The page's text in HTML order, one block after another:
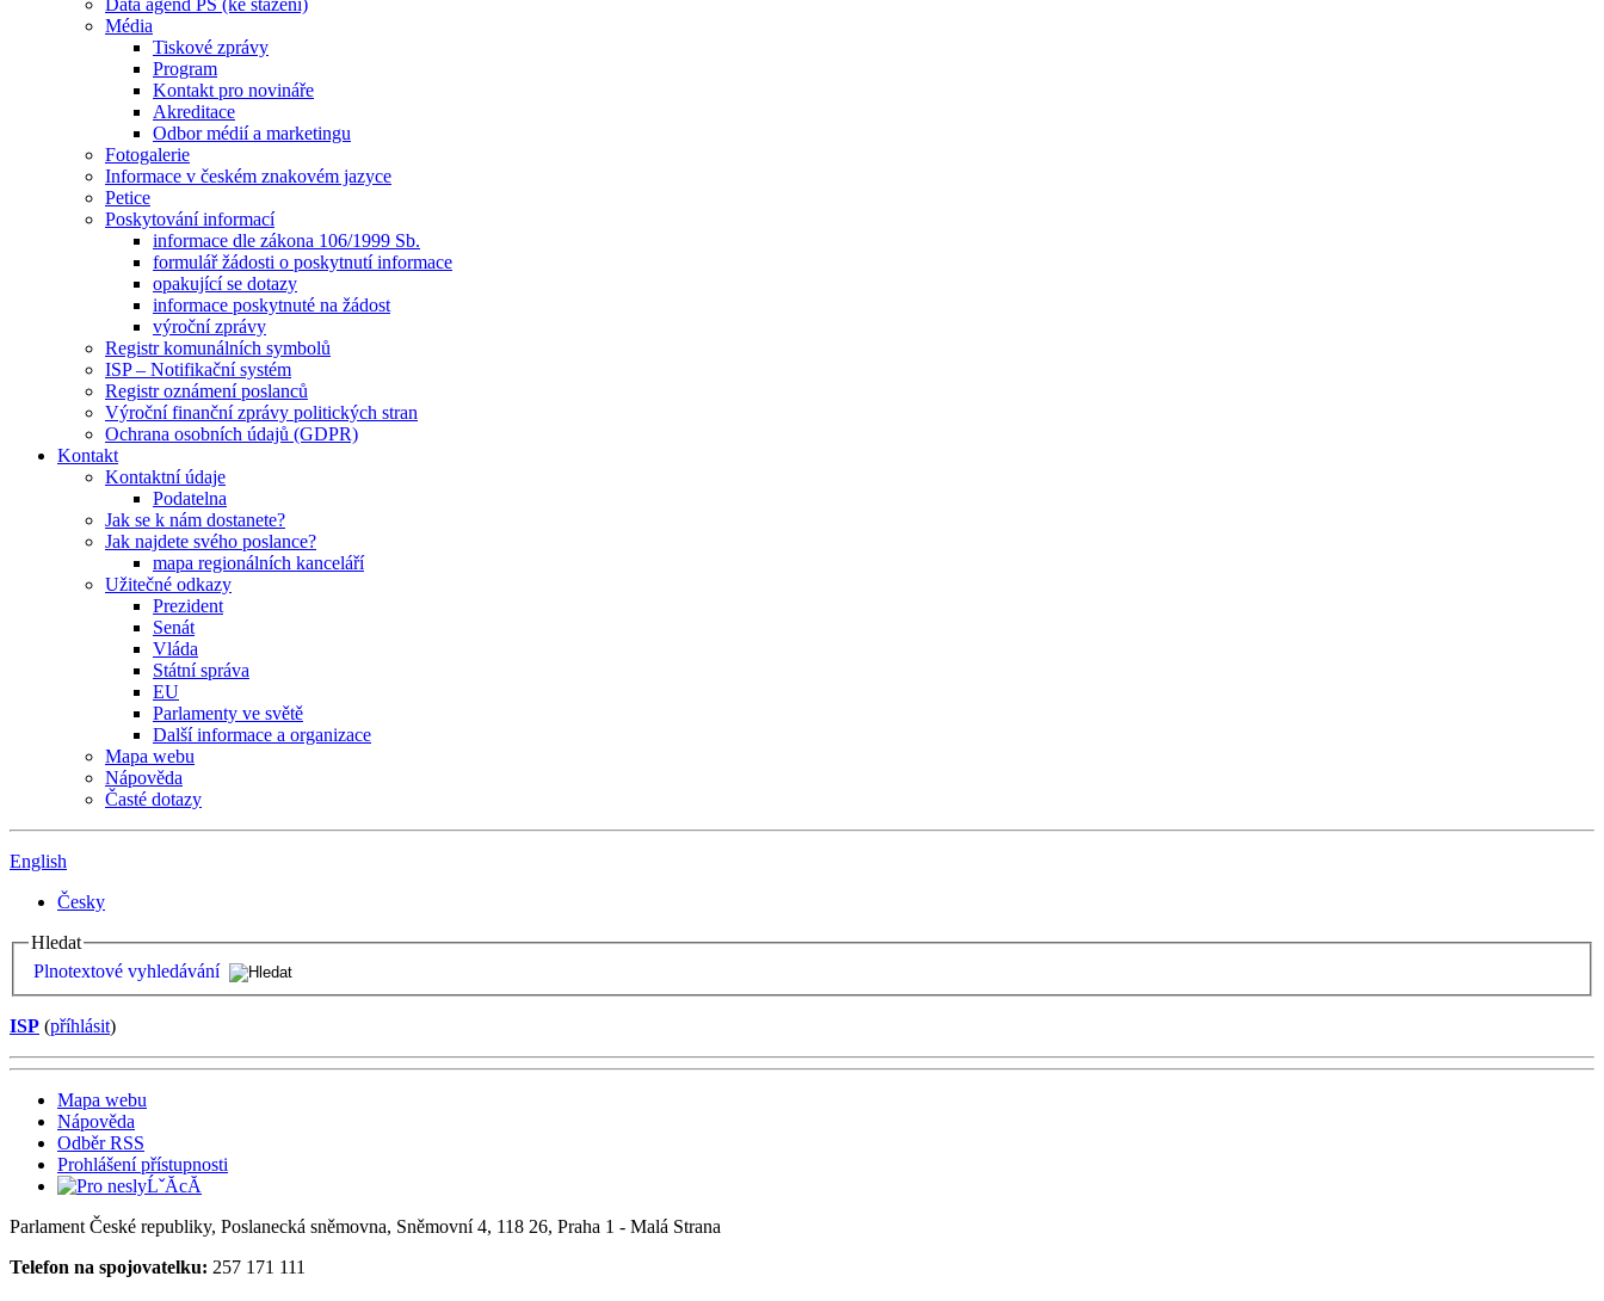
Data agend PS (ke stažení)
Média
Tiskové zprávy
Program
Kontakt pro novináře
Akreditace
Odbor médií a marketingu
Fotogalerie
Informace v českém znakovém jazyce
Petice
Poskytování informací
informace dle zákona 106/1999 Sb.
formulář žádosti o poskytnutí informace
opakující se dotazy
informace poskytnuté na žádost
výroční zprávy
Registr komunálních symbolů
ISP – Notifikační systém
Registr oznámení poslanců
Výroční finanční zprávy politických stran
Ochrana osobních údajů (GDPR)
Kontakt
Kontaktní údaje
Podatelna
Jak se k nám dostanete?
Jak najdete svého poslance?
mapa regionálních kanceláří
Užitečné odkazy
Prezident
Senát
Vláda
Státní správa
EU
Parlamenty ve světě
Další informace a organizace
Mapa webu
Nápověda
Časté dotazy
English
Česky
Hledat
Plnotextové vyhledávání
ISP (příhlásit)
Mapa webu
Nápověda
Odběr RSS
Prohlášení přístupnosti
Parlament České republiky, Poslanecká sněmovna, Sněmovní 4, 118 26, Praha 1 - Malá Strana
Telefon na spojovatelku: 257 171 111